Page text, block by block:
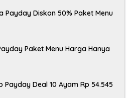
Payday Diskon 50% Paket Menu
Paket Menu Harga Hanya
Payday Deal 10 Ayam Rp 54.545